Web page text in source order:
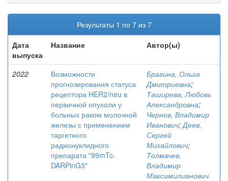
Результаты 1 по 7 из 7
Дата
выпуска
Название Автор(ы)
2022
Возможности
прогнозирования статуса
рецептора HER2/neu в
первичной опухоли у
больных раком молочной
железы с применением
таргетного
радионуклидного
препарата "99mTc-
DARPinG3"
Брагина, Ольга
Дмитриевна;
Таширева, Любовь
Александровна;
Чернов, Владимир
Иванович;Деев,
Сергей
Михайлович;
Толмачев,
Владимир
Максимилианович